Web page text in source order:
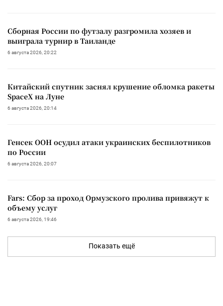
Сборная России по футзалу разгромила хозяев и
выиграла турнир в Таиланде
6 августа 2026, 20:22
Китайский спутник заснял крушение обломка ракеты
SpaceX на Луне
6 августа 2026, 20:14
Генсек ООН осудил атаки украинских беспилотников
по России
6 августа 2026, 20:07
Fars: Сбор за проход Ормузского пролива привяжут к
объему услуг
6 августа 2026, 19:46
Показать ещё